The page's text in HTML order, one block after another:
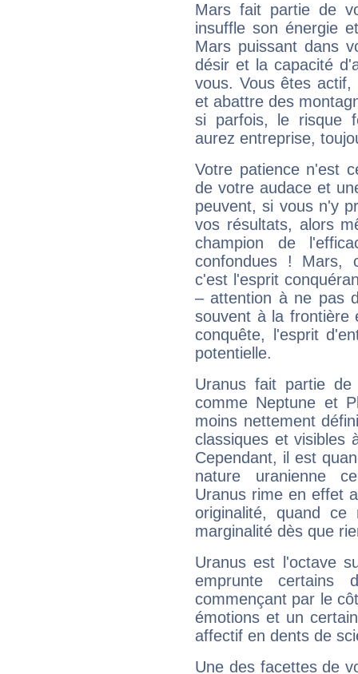
Mars fait partie de
insuffle son énergie
Mars puissant dans
désir et la capacité
vous. Vous êtes
et abattre des
si parfois, le risque
aurez entreprise,
Votre patience n'est
de votre audace et
peuvent, si vous n'y
vos résultats, alors
champion de
confondues ! Mars,
c'est l'esprit
– attention à ne pas
souvent à la frontière
conquête, l'esprit
potentielle.
Uranus fait partie
comme Neptune et
moins nettement
classiques et visibles
Cependant, il est
nature uranienne
Uranus rime en effet
originalité, quand ce
marginalité dès que
Uranus est l'octave
emprunte
commençant par le
émotions et un
affectif en dents de
Une des facettes de